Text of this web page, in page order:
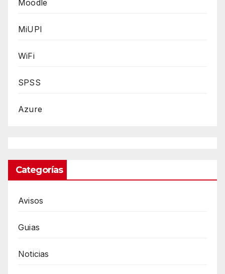
Moodle
MiUPI
WiFi
SPSS
Azure
Categorías
Avisos
Guias
Noticias